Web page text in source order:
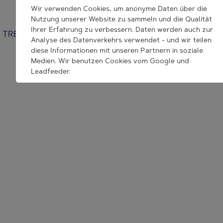
TRESU | Venusvej 44 | 6000 Kolding | Denmark | +45 7632
3500 | tresu@tresu.com
Cookie Consent Settings
Wir verwenden Cookies, um anonyme Daten über die
Nutzung unserer Website zu sammeln und die Qualität
Ihrer Erfahrung zu verbessern. Daten werden auch zur
Analyse des Datenverkehrs verwendet - und wir teilen
diese Informationen mit unseren Partnern in soziale
Medien. Wir benutzen Cookies vom Google und
Leadfeeder.